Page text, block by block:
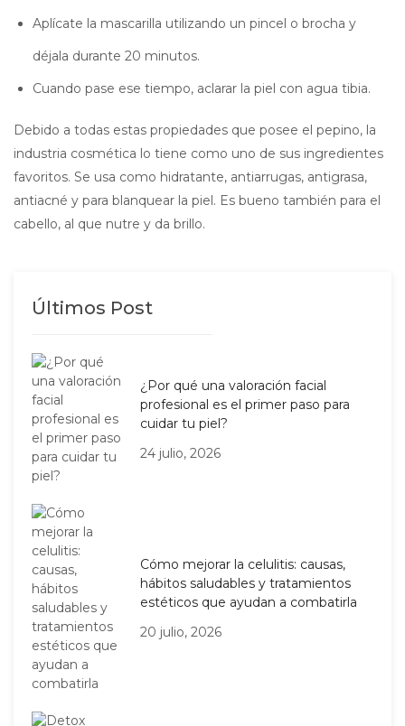
Aplícate la mascarilla utilizando un pincel o brocha y
déjala durante 20 minutos.
Cuando pase ese tiempo, aclarar la piel con agua tibia.
Debido a todas estas propiedades que posee el pepino, la
industria cosmética lo tiene como uno de sus ingredientes
favoritos. Se usa como hidratante, antiarrugas, antigrasa,
antiacné y para blanquear la piel. Es bueno también para el
cabello, al que nutre y da brillo.
Últimos Post
¿Por qué una valoración facial
profesional es el primer paso para
cuidar tu piel?
24 julio, 2026
Cómo mejorar la celulitis: causas,
hábitos saludables y tratamientos
estéticos que ayudan a combatirla
20 julio, 2026